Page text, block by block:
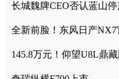
长城魏牌CEO否认蓝山停
全新前脸！东风日产NX7
145.8万元！仰望U8L鼎